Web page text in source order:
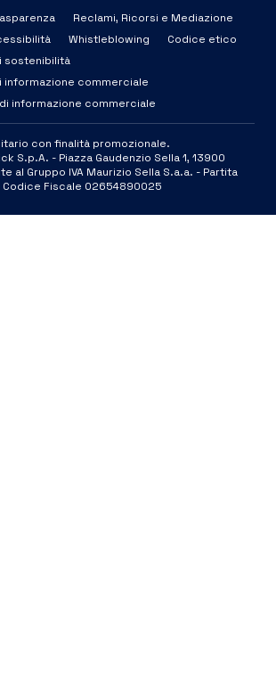
Reclami, Ricorsi e Mediazione
Whistleblowing
Codice etico
sostenibilità
informazione commerciale
informazione commerciale
con finalità promozionale.
S.p.A. - Piazza Gaudenzio Sella 1, 13900
al Gruppo IVA Maurizio Sella S.a.a. - Partita
Codice Fiscale 02654890025